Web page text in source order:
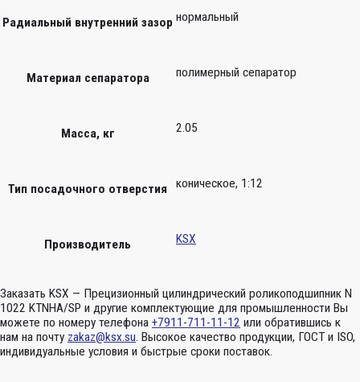
Радиальный внутренний зазор нормальный
Материал сепаратора полимерный сепаратор
Масса, кг 2.05
Тип посадочного отверстия коническое, 1:12
Производитель KSX
Заказать KSX — Прецизионный цилиндрический роликоподшипник N
1022 KTNHA/SP и другие комплектующие для промышленности Вы
можете по номеру телефона +7911-711-11-12 или обратившись к
нам на почту zakaz@ksx.su. Высокое качество продукции, ГОСТ и ISO,
индивидуальные условия и быстрые сроки поставок.